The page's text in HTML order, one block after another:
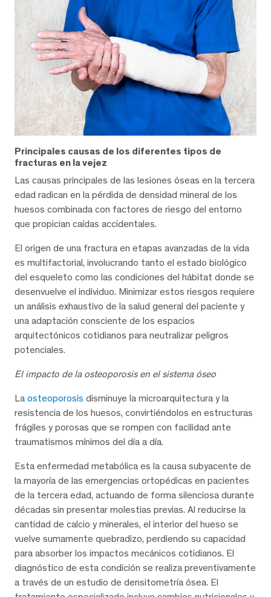
Principales causas de los diferentes tipos de
fracturas en la vejez
Las causas principales de las lesiones óseas en la tercera
edad radican en la pérdida de densidad mineral de los
huesos combinada con factores de riesgo del entorno
que propician caídas accidentales.
El origen de una fractura en etapas avanzadas de la vida
es multifactorial, involucrando tanto el estado biológico
del esqueleto como las condiciones del hábitat donde se
desenvuelve el individuo. Minimizar estos riesgos requiere
un análisis exhaustivo de la salud general del paciente y
una adaptación consciente de los espacios
arquitectónicos cotidianos para neutralizar peligros
potenciales.
El impacto de la osteoporosis en el sistema óseo
La osteoporosis disminuye la microarquitectura y la
resistencia de los huesos, convirtiéndolos en estructuras
frágiles y porosas que se rompen con facilidad ante
traumatismos mínimos del día a día.
Esta enfermedad metabólica es la causa subyacente de
la mayoría de las emergencias ortopédicas en pacientes
de la tercera edad, actuando de forma silenciosa durante
décadas sin presentar molestias previas. Al reducirse la
cantidad de calcio y minerales, el interior del hueso se
vuelve sumamente quebradizo, perdiendo su capacidad
para absorber los impactos mecánicos cotidianos. El
diagnóstico de esta condición se realiza preventivamente
a través de un estudio de densitometría ósea. El